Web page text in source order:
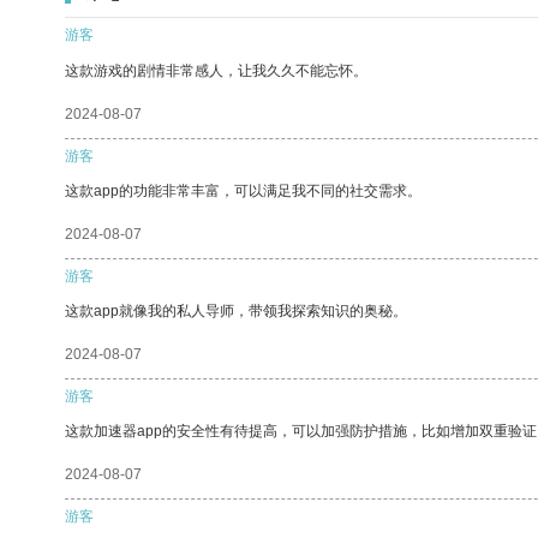
游客
这款游戏的剧情非常感人，让我久久不能忘怀。
2024-08-07
游客
这款app的功能非常丰富，可以满足我不同的社交需求。
2024-08-07
游客
这款app就像我的私人导师，带领我探索知识的奥秘。
2024-08-07
游客
这款加速器app的安全性有待提高，可以加强防护措施，比如增加双重验
2024-08-07
游客